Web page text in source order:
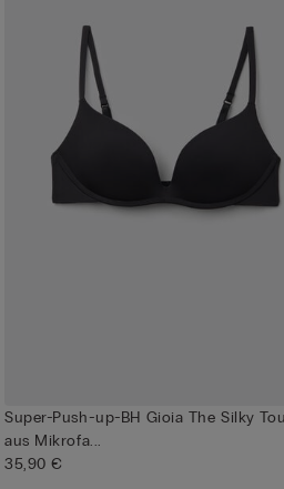
Super-Push-up-BH Gioia The Silky
aus Mikrofa...
35,90 €